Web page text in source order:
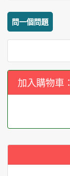
問一個問題
加入購物車：